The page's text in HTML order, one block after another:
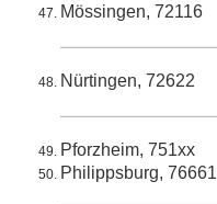
Mössingen, 72116
Nürtingen, 72622
Pforzheim, 751xx
Philippsburg, 76661